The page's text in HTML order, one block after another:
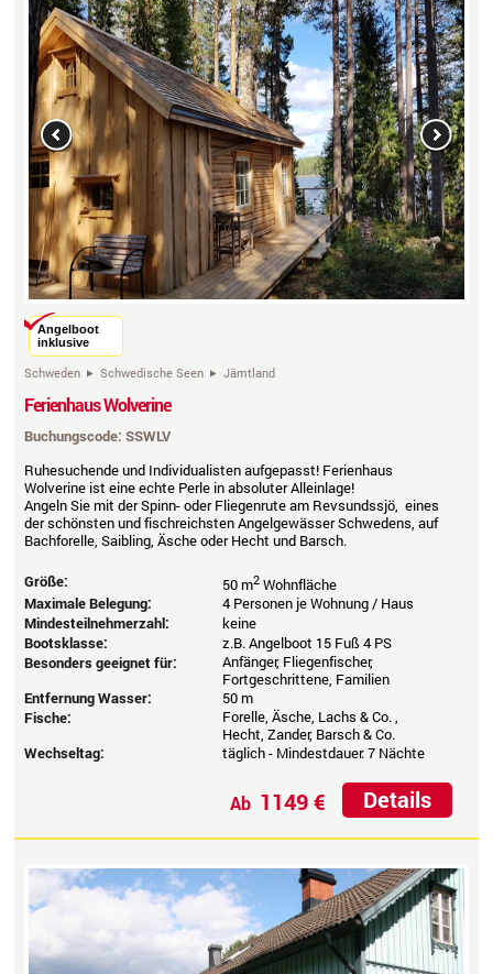
Previous Next
Angelboot
inklusive
Schweden Schwedische Seen Jämtland
Ferienhaus Wolverine
Buchungscode: SSWLV
Ruhesuchende und Individualisten aufgepasst! Ferienhaus
Wolverine ist eine echte Perle in absoluter Alleinlage!
Angeln Sie mit der Spinn- oder Fliegenrute am Revsundssjö, eines
der schönsten und fischreichsten Angelgewässer Schwedens, auf
Bachforelle, Saibling, Äsche oder Hecht und Barsch.
Größe: 50 m2Wohnfläche
Maximale Belegung:
4 Personen je Wohnung / Haus
Mindesteilnehmerzahl:
keine
Bootsklasse:
z.B. Angelboot 15 Fuß 4 PS
Besonders geeignet für:
Anfänger, Fliegenfischer,
Fortgeschrittene, Familien
Entfernung Wasser:
50 m
Fische:
Forelle, Äsche, Lachs & Co. ,
Hecht, Zander, Barsch & Co.
Wechseltag:
täglich - Mindestdauer: 7 Nächte
Details
Ab 1149 €